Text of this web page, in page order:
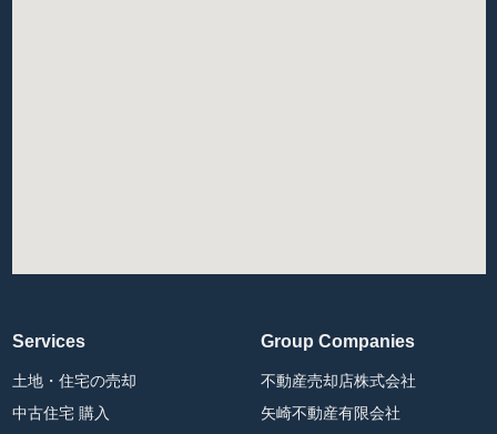
Services
土地・住宅の売却
中古住宅 購入
Group Companies
不動産売却店株式会社
矢崎不動産有限会社